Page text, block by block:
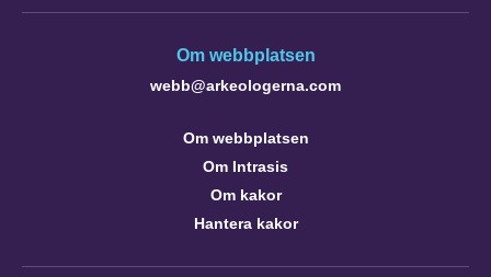
Om webbplatsen
webb@arkeologerna.com
Om webbplatsen
Om Intrasis
Om kakor
Hantera kakor